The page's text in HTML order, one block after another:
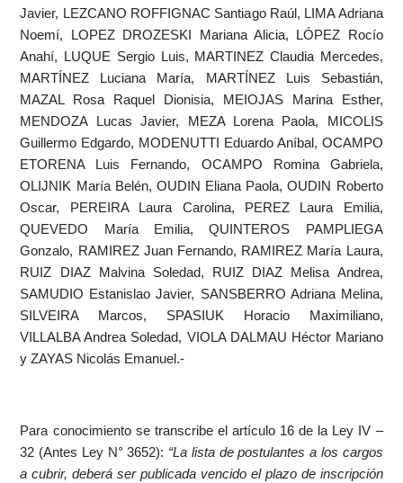
Javier, LEZCANO ROFFIGNAC Santiago Raúl, LIMA Adriana
Noemí, LOPEZ DROZESKI Mariana Alicia, LÓPEZ Rocío
Anahí, LUQUE Sergio Luis, MARTINEZ Claudia Mercedes,
MARTÍNEZ Luciana María, MARTÍNEZ Luis Sebastián,
MAZAL Rosa Raquel Dionisia, MEIOJAS Marina Esther,
MENDOZA Lucas Javier, MEZA Lorena Paola, MICOLIS
Guillermo Edgardo, MODENUTTI Eduardo Aníbal, OCAMPO
ETORENA Luis Fernando, OCAMPO Romina Gabriela,
OLIJNIK María Belén, OUDIN Eliana Paola, OUDIN Roberto
Oscar, PEREIRA Laura Carolina, PEREZ Laura Emilia,
QUEVEDO María Emilia, QUINTEROS PAMPLIEGA
Gonzalo, RAMIREZ Juan Fernando, RAMIREZ María Laura,
RUIZ DIAZ Malvina Soledad, RUIZ DIAZ Melisa Andrea,
SAMUDIO Estanislao Javier, SANSBERRO Adriana Melina,
SILVEIRA Marcos, SPASIUK Horacio Maximiliano,
VILLALBA Andrea Soledad, VIOLA DALMAU Héctor Mariano
y ZAYAS Nicolás Emanuel .-
Para conocimiento se transcribe el artículo 16 de la Ley IV –
32 (Antes Ley N° 3652): “La lista de postulantes a los cargos
a cubrir, deberá ser publicada vencido el plazo de inscripción